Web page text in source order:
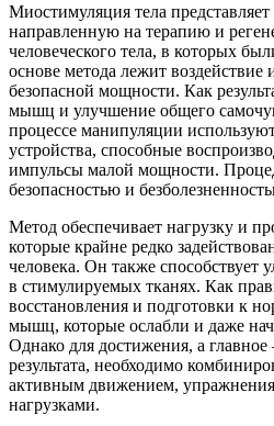
Миостимуляция тела
направленную на терапию и
человеческого тела, в которых
основе метода лежит воздействие
безопасной мощности. Как
мышц и улучшение общего
процессе манипуляции
устройства, способные
импульсы малой мощности.
безопасностью и
Метод обеспечивает нагрузку и
которые крайне редко
человека. Он также
в стимулируемых тканях. Как
восстановления и подготовки к
мышц, которые ослабли и даже
Однако для достижения, а
результата, необходимо
активным движением,
нагрузками.